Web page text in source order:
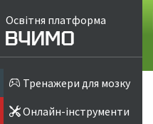
Освітня платформа
Тренажери для мозку
Онлайн-інструменти